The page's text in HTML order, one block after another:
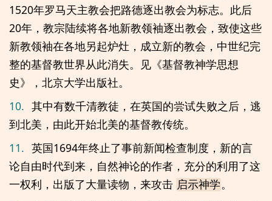
1520年罗马天主教会把路德逐出教会为标志。此后
20年，教宗陆续将各地新教领袖逐出教会，致使这些
新教领袖在各地另起炉灶，成立新的教会，中世纪完
整的基督教世界从此消失。见《基督教神学思想
史》，北京大学出版社。
10. 其中有数千清教徒，在英国的尝试失败之后，逃
到北美，由此开始北美的基督教传统。
11. 英国1694年终止了事前新闻检查制度，新的言
论自由时代到来，自然神论的作者，充分的利用了这
一权利，出版了大量读物，来攻击 启示神学。